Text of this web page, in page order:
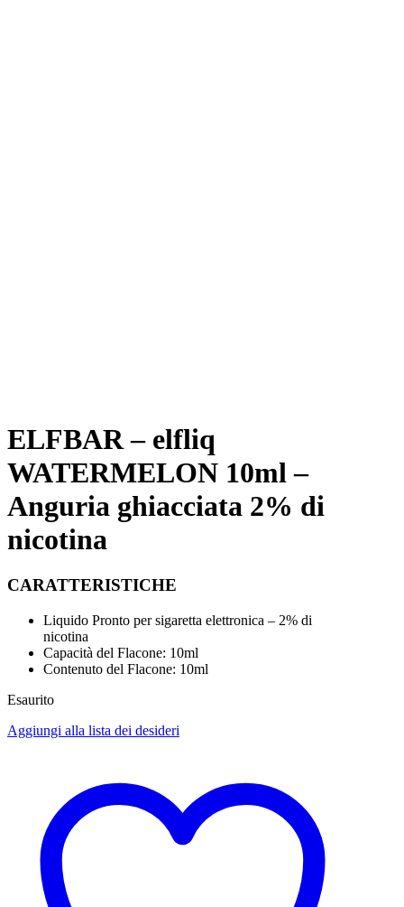
ELFBAR – elfliq
WATERMELON 10ml –
Anguria ghiacciata 2% di
nicotina
CARATTERISTICHE
Liquido Pronto per sigaretta elettronica – 2% di
nicotina
Capacità del Flacone: 10ml
Contenuto del Flacone: 10ml
Esaurito
Aggiungi alla lista dei desideri